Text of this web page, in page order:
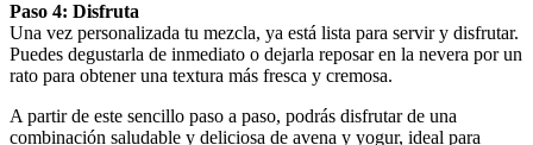
Paso 4: Disfruta
Una vez personalizada tu mezcla, ya está lista para servir y disfrutar.
Puedes degustarla de inmediato o dejarla reposar en la nevera por un
rato para obtener una textura más fresca y cremosa.
A partir de este sencillo paso a paso, podrás disfrutar de una
combinación saludable y deliciosa de avena y yogur, ideal para